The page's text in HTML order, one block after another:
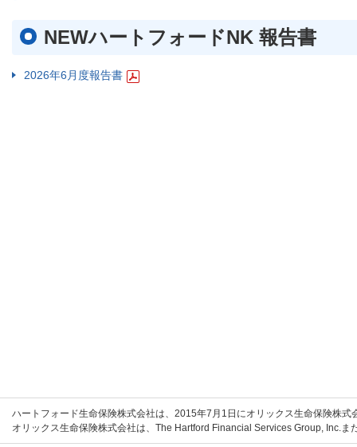
NEWハートフォードNK 報告書
2026年6月度報告書
ハートフォード生命保険株式会社は、2015年7月1日にオリックス生命保険株
オリックス生命保険株式会社は、The Hartford Financial Services Group, Inc.ま